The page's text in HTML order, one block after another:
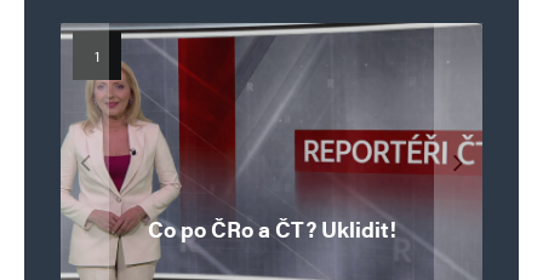
Co po ČRo a ČT? Uklidit!
Islamistický teror v EU, 6. díl:
Brutální poprava 85letého
katolického kněze Jacquese
Hamela
Islamistický teror v EU, 5. díl:
Krvavé oslavy pádu Bastily
v Nice
Mýty o Václavu Klausovi:
Pivo, jazz, hádky, loajalita
i humor. Jakl boří legendy
o bývalém prezidentovi
Vymíráme a politici lžou:
porodnost nezachrání
dotace, byty ani zkrácené
úvazky
Pim Fortuyn: Muž, který se
nestihl stát premiérem